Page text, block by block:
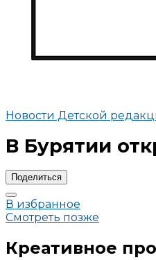
Новости Детской
В Бурятии
Поделиться
В избранное
Смотреть позже
Креативное